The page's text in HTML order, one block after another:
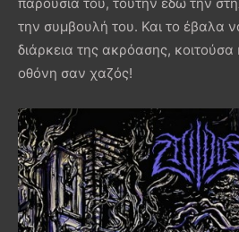
την συμβουλή του. Και το έβαλα
διάρκεια της ακρόασης,
οθόνη σαν χαζός!